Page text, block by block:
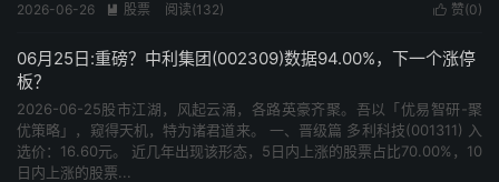
 赞(0)
2026-06-26  股票 阅读(132)
06月25日:重磅？中利集团(002309)数据94.00%，下一个涨停
板？
2026-06-25股市江湖，风起云涌，各路英豪齐聚。吾以「优易智研-聚
优策略」，窥得天机，特为诸君道来。 一、晋级篇 多利科技(001311) 入
选价：16.60元。 近几年出现该形态，5日内上涨的股票占比70.00%，10
日内上涨的股票...